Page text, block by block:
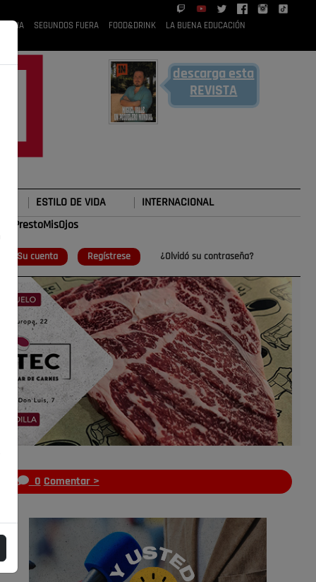
RUBIA SEGUNDOS FUERA FOOD&DRINK
LA BUENA EDUCACIÓN
descarga esta
REVISTA
ESTILO DE VIDA INTERNACIONAL
#TePrestoMisOjos
Su cuenta Regístrese ¿Olvidó su contraseña?
0 Comentar >